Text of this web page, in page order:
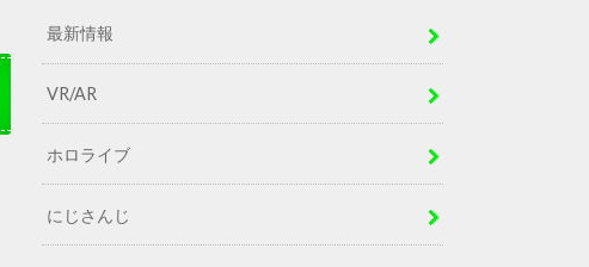
最新情報
VR/AR
ホロライブ
にじさんじ